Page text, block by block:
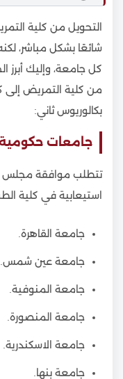
التحويل من كلية
شائعًا بشكل مباشر،
كل جامعة، وإليك أبرز
من كلية التمريض إلى
بكالوريوس ثاني:
جامعات
تتطلب موافقة مجلس
استيعابية في كلية
جامعة القاهرة.
جامعة عين شمس.
جامعة المنوفية.
جامعة المنصورة.
جامعة الاسكندرية.
جامعة بنها.